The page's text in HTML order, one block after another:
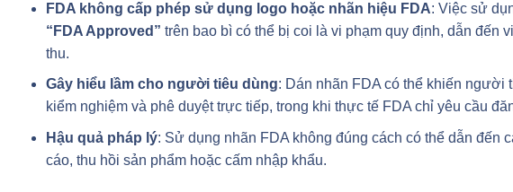
FDA không cấp phép sử dụng logo hoặc nhãn hiệu FDA: Việc sử
“FDA Approved” trên bao bì có thể bị coi là vi phạm quy định, dẫn đến
thu.
Gây hiểu lầm cho người tiêu dùng: Dán nhãn FDA có thể khiến người
kiểm nghiệm và phê duyệt trực tiếp, trong khi thực tế FDA chỉ yêu cầu
Hậu quả pháp lý: Sử dụng nhãn FDA không đúng cách có thể dẫn đến
cáo, thu hồi sản phẩm hoặc cấm nhập khẩu.